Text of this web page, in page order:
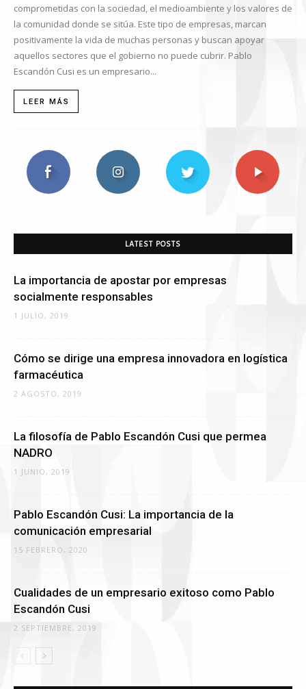
comprometidas con la sociedad, el medioambiente y los valores de
la comunidad donde se sitúa. Este tipo de empresas, marcan
positivamente la vida de muchas personas y buscan apoyar
aquellos sectores que el gobierno no puede cubrir. Pablo
Escandón Cusi es un empresario...
LEER MÁS
LATEST POSTS
La importancia de apostar por empresas
socialmente responsables
1 JULIO, 2019
Cómo se dirige una empresa innovadora en logística
farmacéutica
2 AGOSTO, 2019
La filosofía de Pablo Escandón Cusi que permea
NADRO
1 JUNIO, 2019
Pablo Escandón Cusi: La importancia de la
comunicación empresarial
15 FEBRERO, 2020
Cualidades de un empresario exitoso como Pablo
Escandón Cusi
2 SEPTIEMBRE, 2019